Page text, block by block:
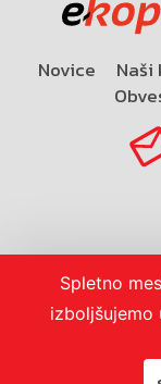
Novice Naši
Spletno
izboljšujemo